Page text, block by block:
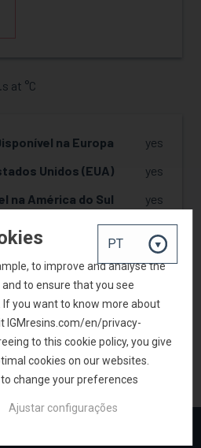
at °C
na Europa
yes
Unidos (EUA)
yes
na América do Sul
yes
Disponível na China
yes
AMOSTRA
PESQUISA DE PRODUTOS
to improve and analyse the
to ensure that you see
you want to know more about
IGMresins.com/en/privacy-
to this cookie policy, you give
cookies on our websites.
change your preferences
Ajustar configurações